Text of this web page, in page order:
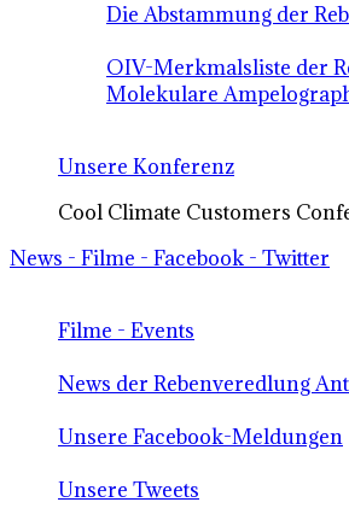
Die Abstammung der
OIV-Merkmalsliste der
Molekulare
Unsere Konferenz
Cool Climate Customers
News - Filme - Facebook - Twitter
Filme - Events
News der Rebenveredlung
Unsere Facebook-Meldungen
Unsere Tweets